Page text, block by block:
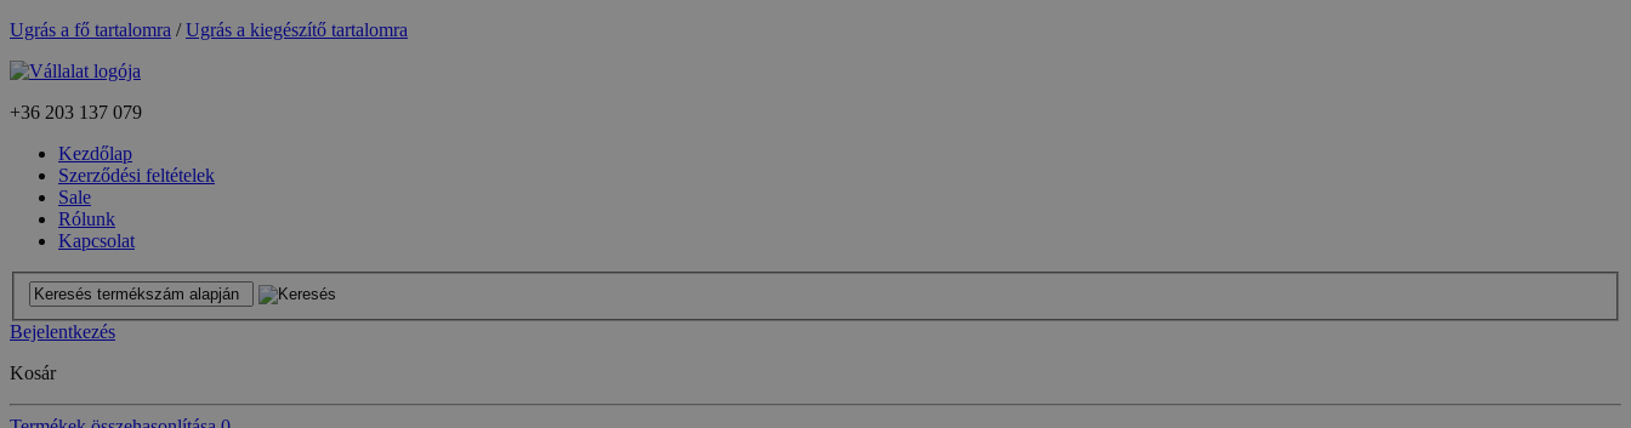
Ugrás a fő tartalomra /Ugrás a kiegészítő tartalomra
+36 203 137 079
Kezdőlap
Szerződési feltételek
Sale
Rólunk
Kapcsolat
Bejelentkezés
Kosár